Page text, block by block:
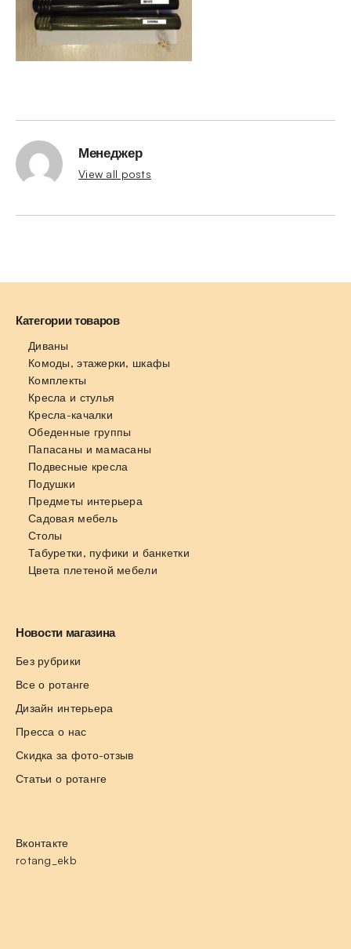
Менеджер
View all posts
Категории товаров
Диваны
Комоды, этажерки, шкафы
Комплекты
Кресла и стулья
Кресла-качалки
Обеденные группы
Папасаны и мамасаны
Подвесные кресла
Подушки
Предметы интерьера
Садовая мебель
Столы
Табуретки, пуфики и банкетки
Цвета плетеной мебели
Новости магазина
Без рубрики
Все о ротанге
Дизайн интерьера
Пресса о нас
Скидка за фото-отзыв
Статьи о ротанге
Вконтакте
rotang_ekb